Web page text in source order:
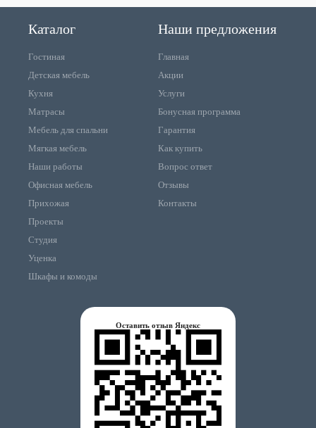
Каталог
Гостиная
Детская мебель
Кухня
Матрасы
Мебель для спальни
Мягкая мебель
Наши работы
Офисная мебель
Прихожая
Проекты
Студия
Уценка
Шкафы и комоды
Наши предложения
Главная
Акции
Услуги
Бонусная программа
Гарантия
Как купить
Вопрос ответ
Отзывы
Контакты
Оставить отзыв Яндекс